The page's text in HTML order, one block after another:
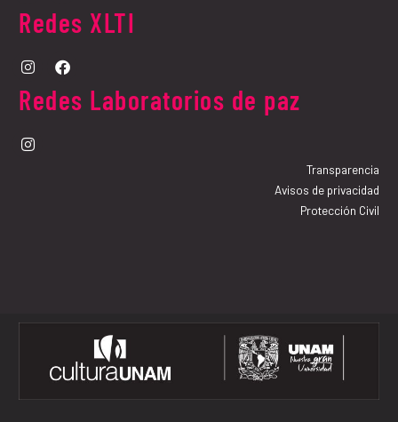
Redes XLTI
Redes Laboratorios de paz
Transparencia
Avisos de privacidad
Protección Civil